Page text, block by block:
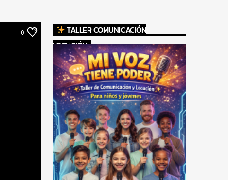
0
TALLER COMUNICACIÓN
LOCUCIÓN